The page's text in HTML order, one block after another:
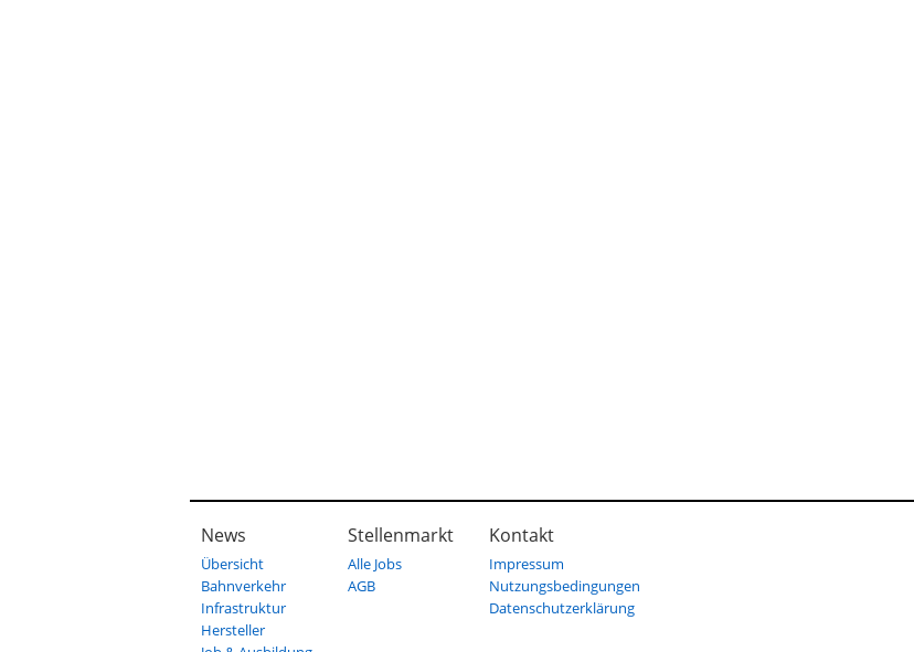
News
Übersicht
Bahnverkehr
Infrastruktur
Hersteller
Stellenmarkt
Alle Jobs
AGB
Kontakt
Impressum
Nutzungsbedingungen
Datenschutzerklärung